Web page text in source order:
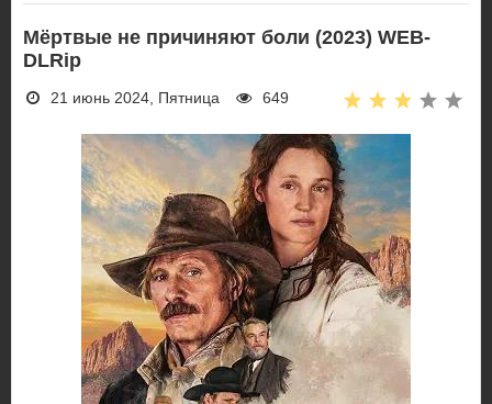
Мёртвые не причиняют боли (2023) WEB-
DLRip
21 июнь 2024, Пятница 649